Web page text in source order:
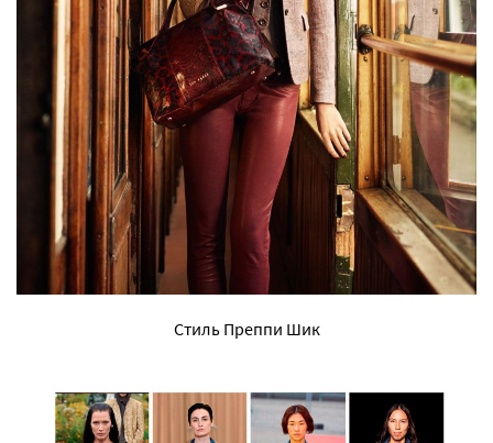
Стиль Преппи Шик